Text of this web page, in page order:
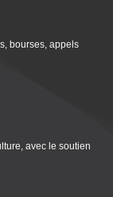
bourses, appels
avec le soutien